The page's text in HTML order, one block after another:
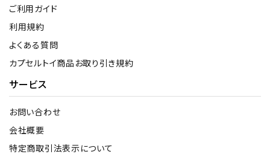
ご利用ガイド
利用規約
よくある質問
カプセルトイ商品お取り引き規約
サービス
お問い合わせ
会社概要
特定商取引法表示について